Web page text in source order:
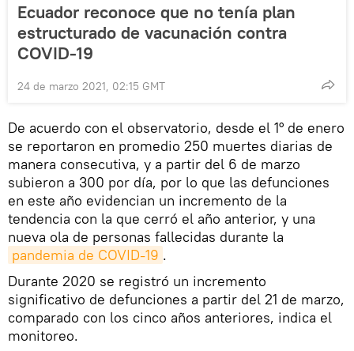
Ecuador reconoce que no tenía plan
estructurado de vacunación contra
COVID-19
24 de marzo 2021, 02:15 GMT
De acuerdo con el observatorio, desde el 1° de enero
se reportaron en promedio 250 muertes diarias de
manera consecutiva, y a partir del 6 de marzo
subieron a 300 por día, por lo que las defunciones
en este año evidencian un incremento de la
tendencia con la que cerró el año anterior, y una
nueva ola de personas fallecidas durante la
pandemia de COVID-19 .
Durante 2020 se registró un incremento
significativo de defunciones a partir del 21 de marzo,
comparado con los cinco años anteriores, indica el
monitoreo.